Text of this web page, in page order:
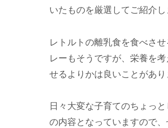
いたものを厳選してご紹介し
レトルトの離乳食を食べさ
レーもそうですが、栄養を
せるよりかは良いことがあり
日々大変な子育てのちょっ
の内容となっていますので